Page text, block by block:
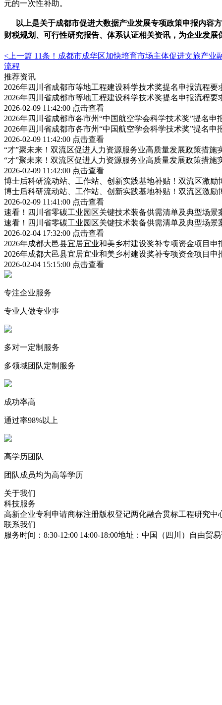
元的一次性补助。
以上是关于成都市促进大数据产业发展专项政策申报内容
财税规划、可行性研究报告、体系认证相关资讯，为企业发展
<上一篇 11条！成都市成华区加快培育市场主体促进文旅产业
流程
推荐资讯
2026年四川省成都市等地工程建设科学技术奖提名申报流程
2026年四川省成都市等地工程建设科学技术奖提名申报流程
2026-02-09 11:42:00 点击查看
2026年四川省成都市各市州“中国航空学会科学技术奖”提名申
2026年四川省成都市各市州“中国航空学会科学技术奖”提名申
2026-02-09 11:42:00 点击查看
“才”聚未来！双流区促进人力资源服务业高质量发展政策措施
“才”聚未来！双流区促进人力资源服务业高质量发展政策措施
2026-02-09 11:42:00 点击查看
博士后科研流动站、工作站、创新实践基地补贴！双流区激
博士后科研流动站、工作站、创新实践基地补贴！双流区激
2026-02-09 11:41:00 点击查看
速看！四川省零碳工业园区关键技术装备供需清单及典型场
速看！四川省零碳工业园区关键技术装备供需清单及典型场
2026-02-04 17:32:00 点击查看
2026年成都大邑县宜居宜业和美乡村建设奖补专项资金项目
2026年成都大邑县宜居宜业和美乡村建设奖补专项资金项目
2026-02-04 15:15:00 点击查看
专注企业服务
专业人做专业事
多对一定制服务
多领域团队定制服务
成功率高
通过率98%以上
高学历团队
团队成员均为高等学历
关于我们
科技服务
高新企业专利申请商标注册版权登记两化融合贯标工程研究中
联系我们
服务时间：8:30-12:00 14:00-18:00地址：中国（四川）自由贸